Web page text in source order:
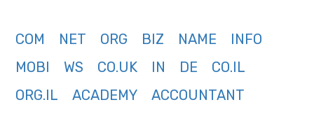
COM NET ORG BIZ NAME
INFO
MOBI
WS CO.UK IN DE
CO.IL
ORG.IL
ACADEMY
ACCOUNTANT